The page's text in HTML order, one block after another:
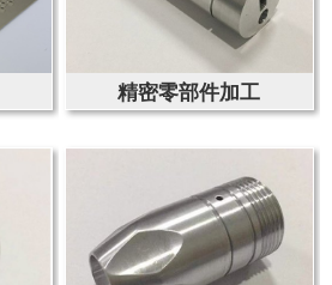
精密零部件加工